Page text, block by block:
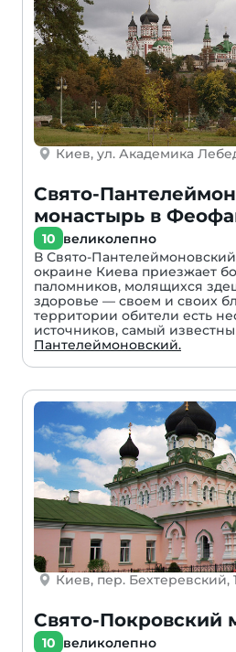
Киев, ул. Академика
Свято-
монастырь в
10 великолепно
В Свято-
окраине Киева приезжает
паломников, молящихся
здоровье — своем и своих
территории обители есть
источников, самый
Пантелеймоновский.
Киев, пер. Бехтеревский,
Свято-Покровский
10 великолепно